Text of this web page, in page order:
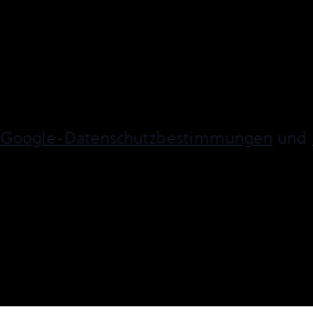
Google-Datenschutzbestimmungen und